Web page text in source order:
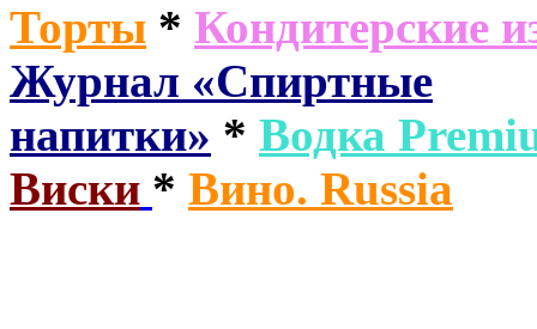
Торты * Кондитерские
Журнал «Спиртные
напитки» * Водка
Виски * Вино. Russia